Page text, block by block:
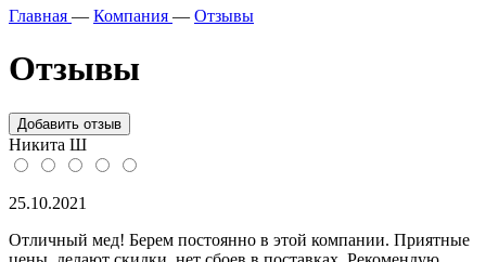
Главная — Компания — Отзывы
Отзывы
Добавить отзыв
Никита Ш
25.10.2021
Отличный мед! Берем постоянно в этой компании. Приятные